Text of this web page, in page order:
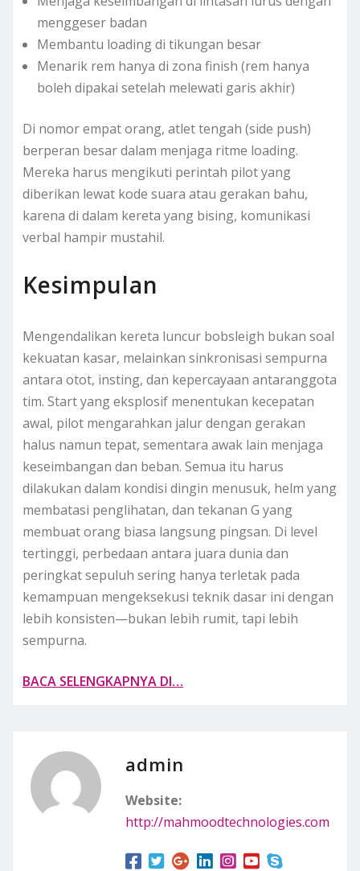
menggeser badan
Membantu loading di tikungan besar
Menarik rem hanya di zona finish (rem hanya
boleh dipakai setelah melewati garis akhir)
Di nomor empat orang, atlet tengah (side push)
berperan besar dalam menjaga ritme loading.
Mereka harus mengikuti perintah pilot yang
diberikan lewat kode suara atau gerakan bahu,
karena di dalam kereta yang bising, komunikasi
verbal hampir mustahil.
Kesimpulan
Mengendalikan kereta luncur bobsleigh bukan soal
kekuatan kasar, melainkan sinkronisasi sempurna
antara otot, insting, dan kepercayaan antaranggota
tim. Start yang eksplosif menentukan kecepatan
awal, pilot mengarahkan jalur dengan gerakan
halus namun tepat, sementara awak lain menjaga
keseimbangan dan beban. Semua itu harus
dilakukan dalam kondisi dingin menusuk, helm yang
membatasi penglihatan, dan tekanan G yang
membuat orang biasa langsung pingsan. Di level
tertinggi, perbedaan antara juara dunia dan
peringkat sepuluh sering hanya terletak pada
kemampuan mengeksekusi teknik dasar ini dengan
lebih konsisten—bukan lebih rumit, tapi lebih
sempurna.
BACA SELENGKAPNYA DI…
admin
Website:
http://mahmoodtechnologies.com